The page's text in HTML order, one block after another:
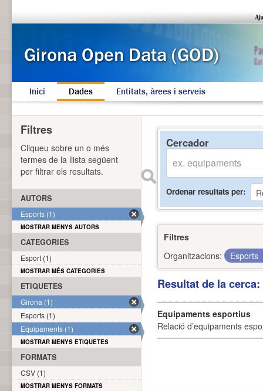
Inici Dades Entitats, àrees i serveis
Cercador
Ordenar resultats per
Filtres
Organitzacions:
Esports
Resultat de la
Equipaments esportius
Relació d’equipaments
Filtres
Cliqueu sobre un o més
termes de la llista següent
per filtrar els resultats.
AUTORS
Esports (1)
MOSTRAR MENYS AUTORS
CATEGORIES
Esport (1)
MOSTRAR MÉS CATEGORIES
ETIQUETES
Girona (1)
Esports (1)
Equipaments (1)
MOSTRAR MENYS ETIQUETES
FORMATS
CSV (1)
MOSTRAR MENYS FORMATS